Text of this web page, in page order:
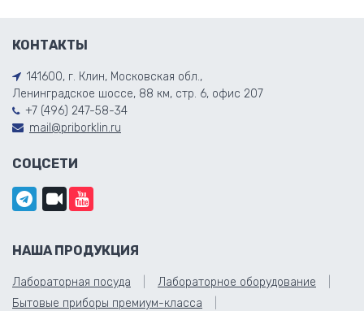
КОНТАКТЫ
141600, г. Клин, Московская обл.,
Ленинградское шоссе, 88 км, стр. 6, офис 207
+7 (496) 247-58-34
mail@priborklin.ru
СОЦСЕТИ
НАША ПРОДУКЦИЯ
Лабораторная посуда
Лабораторное оборудование
Бытовые приборы премиум-класса